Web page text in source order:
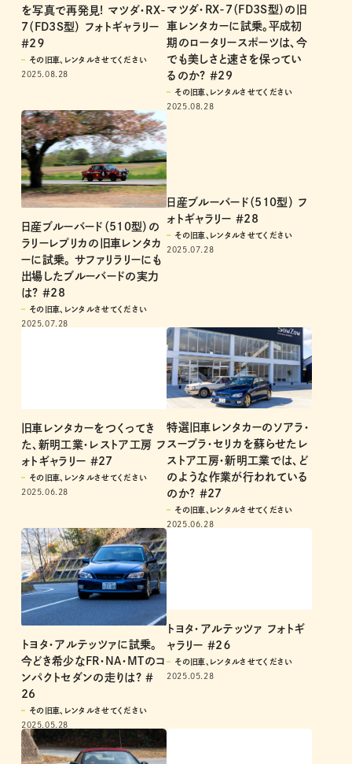
を写真で再発見! マツダ・RX-
7（FD3S型） フォトギャラリー
＃2９
その旧車、レンタルさせてください
2025.08.28
マツダ・RX-7（FD3S型）の旧
車レンタカーに試乗。平成初
期のロータリースポーツは、今
でも美しさと速さを保ってい
るのか? ＃29
その旧車、レンタルさせてください
2025.08.28
日産ブルーバード（510型）の
ラリーレプリカの旧車レンタカ
ーに試乗。 サファリラリーにも
出場したブルーバードの実力
は? ＃28
その旧車、レンタルさせてください
2025.07.28
日産ブルーバード（510型） フ
ォトギャラリー ＃28
その旧車、レンタルさせてください
2025.07.28
旧車レンタカーをつくってき
た、新明工業・レストア工房 フ
ォトギャラリー ＃27
その旧車、レンタルさせてください
2025.06.28
特選旧車レンタカーのソアラ・
スープラ・セリカを蘇らせたレ
ストア工房・新明工業では、ど
のような作業が行われている
のか? ＃27
その旧車、レンタルさせてください
2025.06.28
トヨタ・アルテッツァに試乗。
今どき希少なFR・NA・MTのコ
ンパクトセダンの走りは? ＃
26
その旧車、レンタルさせてください
2025.05.28
トヨタ・アルテッツァ フォトギ
ャラリー ＃2６
その旧車、レンタルさせてください
2025.05.28